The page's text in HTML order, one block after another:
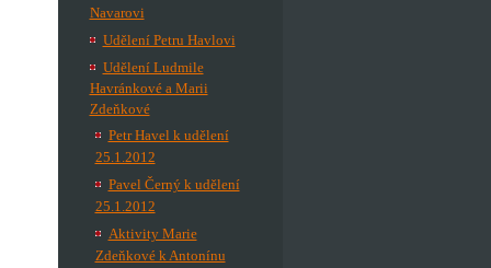
Navarovi
Udělení Petru Havlovi
Udělení Ludmile
Havránkové a Marii
Zdeňkové
Petr Havel k udělení
25.1.2012
Pavel Černý k udělení
25.1.2012
Aktivity Marie
Zdeňkové k Antonínu